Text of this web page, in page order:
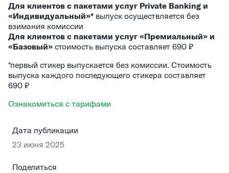
Для клиентов с пакетами услуг Private Banking и
«Индивидуальный»* выпуск осуществляется без
взимания комиссии
Для клиентов с пакетами услуг «Премиальный» и
«Базовый» стоимость выпуска составляет 690 ₽
*первый стикер выпускается без комиссии. Стоимость
выпуска каждого последующего стикера составляет
690 ₽
Ознакомиться с тарифами
Дата публикации
23 июня 2025
Поделиться